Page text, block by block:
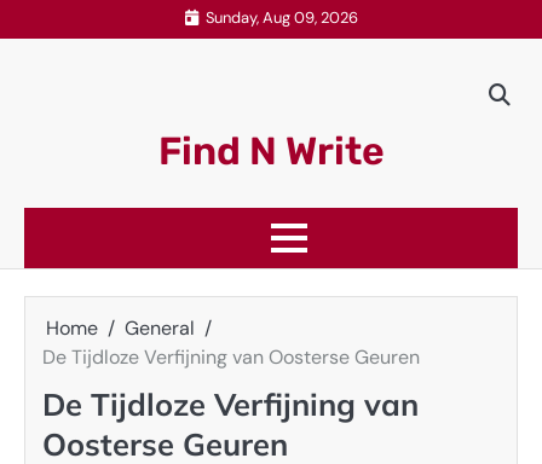
to
Sunday, Aug 09, 2026
Find N Write
Home
General
De Tijdloze Verfijning van Oosterse Geuren
De Tijdloze Verfijning van
Oosterse Geuren